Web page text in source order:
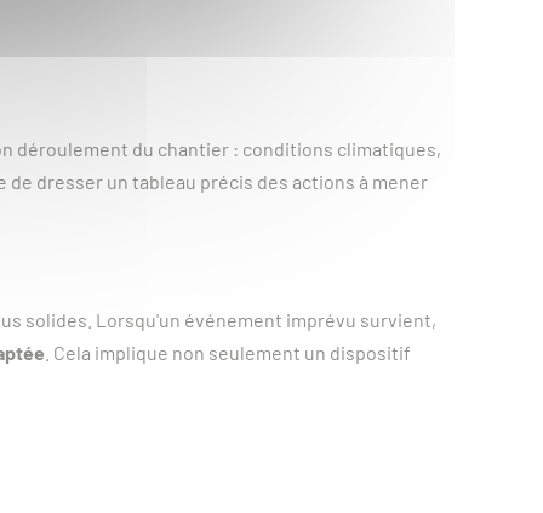
déroulement du chantier : conditions climatiques,
dresser un tableau précis des actions à mener
solides. Lorsqu'un événement imprévu survient,
. Cela implique non seulement un dispositif